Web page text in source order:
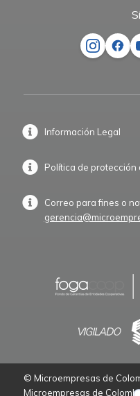
Información Legal
Política de protección
Correo para fines o
© Microempresas de
Microempresas de